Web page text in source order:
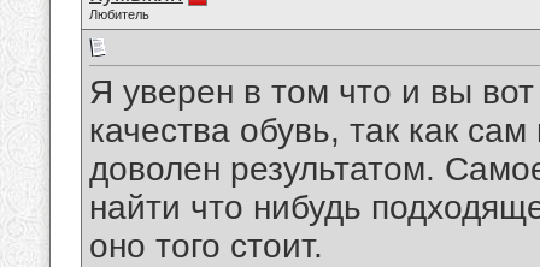
Любитель
Я уверен в том что и вы
качества обувь, так как
доволен результатом.
найти что нибудь
оно того стоит.